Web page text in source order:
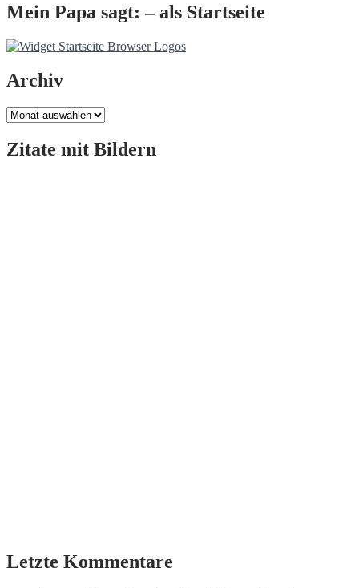
Mein Papa sagt: – als Startseite
Archiv
Archiv
Zitate mit Bildern
Letzte Kommentare